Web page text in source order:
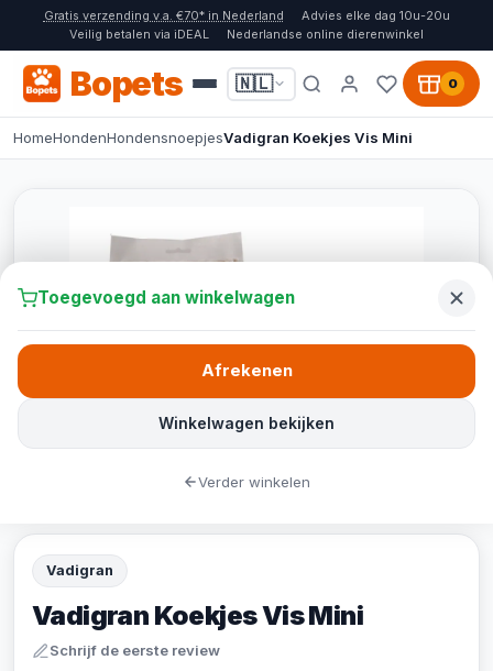
Gratis verzending v.a. €70* in Nederland
Advies elke dag 10u-20u
Veilig betalen via iDEAL
Nederlandse online dierenwinkel
Bopets 🇳🇱 0
HomeHondenHondensnoepjesVadigran Koekjes Vis Mini
Vadigran
Vadigran Koekjes Vis Mini
Schrijf de eerste review
Toegevoegd aan winkelwagen
Winkelwagen bekijken
Afrekenen
Verder winkelen